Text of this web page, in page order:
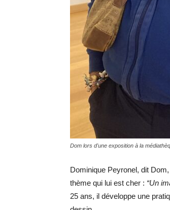
Dom lors d'une exposition à la
Dominique Peyronel, dit
thème qui lui est cher : “Un
25 ans, il développe une